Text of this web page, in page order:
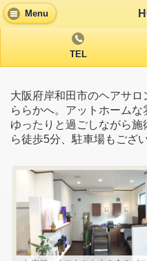
Menu
TEL
大阪府岸和田市のヘアサ
ららかへ。アットホーム
ゆったりと過ごしながら
ら徒歩5分、駐車場もござ